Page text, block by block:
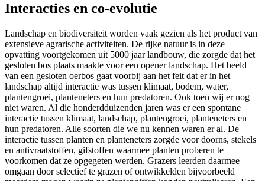
Interacties en co-evolutie
Landschap en biodiversiteit worden vaak gezien als het product van
extensieve agrarische activiteiten. De rijke natuur is in deze
opvatting voortgekomen uit 5000 jaar landbouw, die zorgde dat het
gesloten bos plaats maakte voor een opener landschap. Het beeld
van een gesloten oerbos gaat voorbij aan het feit dat er in het
landschap altijd interactie was tussen klimaat, bodem, water,
plantengroei, planteneters en hun predatoren. Ook toen wij er nog
niet waren. Al die honderdduizenden jaren was er een spontane
interactie tussen klimaat, landschap, plantengroei, planteneters en
hun predatoren. Alle soorten die we nu kennen waren er al. De
interactie tussen planten en planteneters zorgde voor doorns, stekels
en antivraatstoffen, gifstoffen waarmee planten proberen te
voorkomen dat ze opgegeten werden. Grazers leerden daarmee
omgaan door selectief te grazen of ontwikkelden bijvoorbeeld